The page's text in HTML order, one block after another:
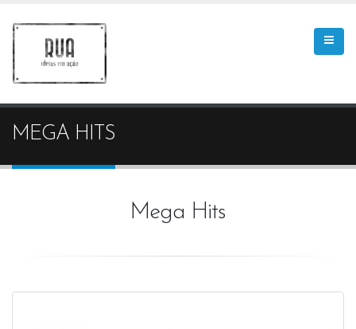
MEGA HITS
Mega Hits